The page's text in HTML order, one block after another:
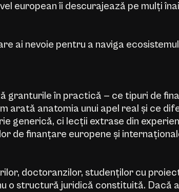
european îi descurajează pe mulți
ai nevoie pentru a naviga
granturile în practică — ce tipuri de
arată anatomia unui apel real și ce
generică, ci lecții extrase din
de finanțare europene și
doctoranzilor, studenților cu
o structură juridică constituită. Dacă